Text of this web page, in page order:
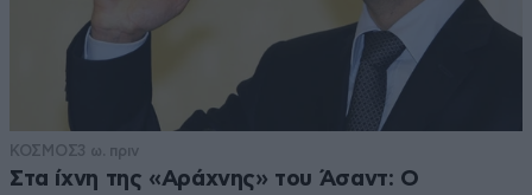
ΚΟΣΜΟΣ3 ω. πριν
Στα ίχνη της «Αράχνης» του Άσαντ: Ο